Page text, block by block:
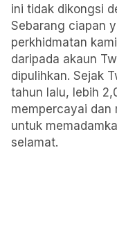
ini tidak dikongsi
Sebarang ciapan
perkhidmatan
daripada akaun
dipulihkan. Sejak
tahun lalu, lebih
mempercayai dan
untuk
selamat.